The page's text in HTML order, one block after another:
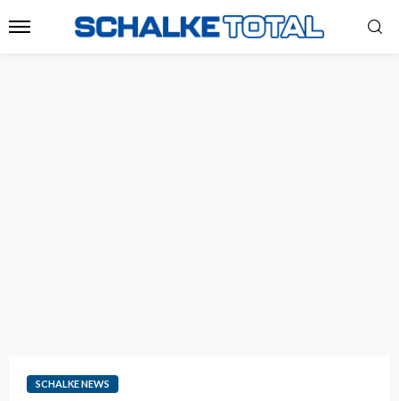
SCHALKE NEWS